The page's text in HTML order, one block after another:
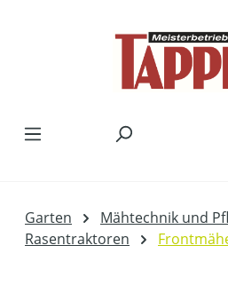
Garten
Mähtechnik und
Rasentraktoren